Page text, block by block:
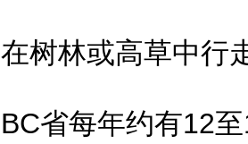
在树林或高草中行
BC省每年约有12